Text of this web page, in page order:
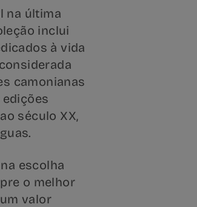
na última
inclui
à vida
camonianas
século XX,
escolha
o melhor
valor